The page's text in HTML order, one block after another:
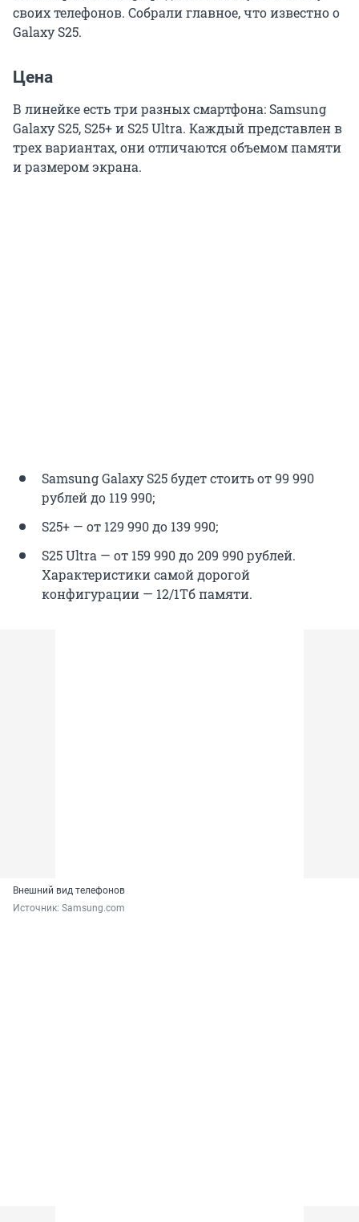
своих телефонов. Собрали главное, что известно о
Galaxy S25.
Цена
В линейке есть три разных смартфона: Samsung
Galaxy S25, S25+ и S25 Ultra. Каждый представлен в
трех вариантах, они отличаются объемом памяти
и размером экрана.
Samsung Galaxy S25 будет стоить от 99 990
рублей до 119 990;
S25+ — от 129 990 до 139 990;
S25 Ultra — от 159 990 до 209 990 рублей.
Характеристики самой дорогой
конфигурации — 12/1Тб памяти.
Внешний вид телефонов
Источник: Samsung.com